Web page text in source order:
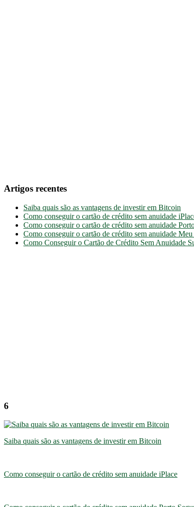
Artigos recentes
Saiba quais são as vantagens de investir em Bitcoin
Como conseguir o cartão de crédito sem anuidade
Como conseguir o cartão de crédito sem anuidade
Como conseguir o cartão de crédito sem anuidade Meu
Como Conseguir o Cartão de Crédito Sem Anuidade
6
Saiba quais são as vantagens de investir em Bitcoin
Como conseguir o cartão de crédito sem anuidade iPlace